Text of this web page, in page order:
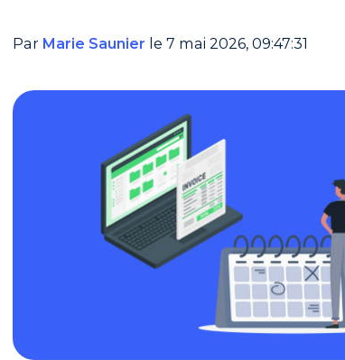
Par Marie Saunier le 7 mai 2026, 09:47:31